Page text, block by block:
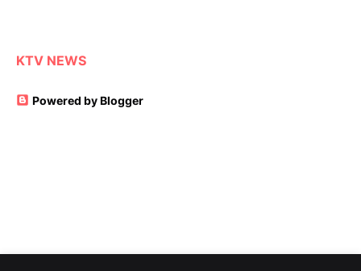
KTV NEWS
Powered by Blogger